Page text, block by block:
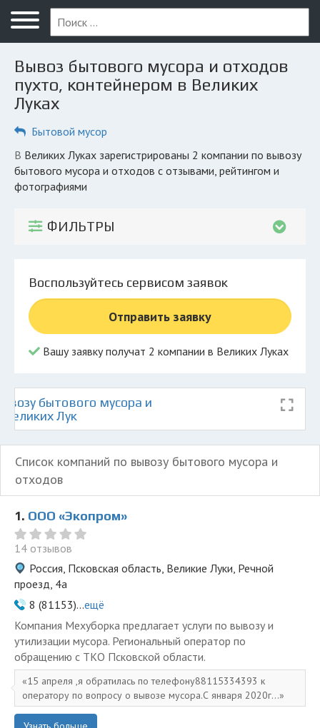
Меню
Главная
Вопрос юристу
Великие Луки
ПОЛЬЗОВАТЕЛЯМ
Компании
Экоблог
Личный кабинет
Вывоз бытового мусора и отходов
пухто, контейнером в Великих
Луках
Бытовой мусор
в Великих Луках зарегистрированы 2 компании по вывозу
бытового мусора и отходов с отзывами, рейтингом и
фотографиями
ФИЛЬТРЫ
Воспользуйтесь сервисом заявок
Отправить заявку
Вашу заявку получат 2 компании в Великих Луках
бытового мусора и
Лук
Список компаний по вывозу бытового мусора и
отходов
1. ООО «Экопром»
14 отзывов
Россия, Псковская область, Великие Луки, Речной
проезд, 4а
8 (81153)...ещё
Компания Мехуборка предлагает услуги по вывозу и
утилизации мусора. Региональный оператор по
обращению с ТКО Псковской области.
15 апреля ,я обратилась по телефону88115334393 к
оператору по вопросу о вывозе мусора.С января 2020г...